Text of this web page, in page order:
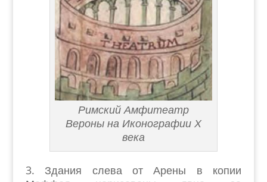
Римский Амфитеатр
Вероны на Иконографии Х
века
3. Здания слева от Арены в копии